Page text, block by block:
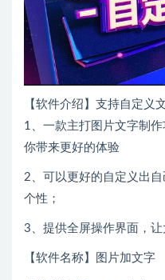
【软件介绍】支持自定义
1、一款主打图片文字制
你带来更好的体验
2、可以更好的自定义出
个性；
3、提供全屏操作界面，让
【软件名称】图片加文字